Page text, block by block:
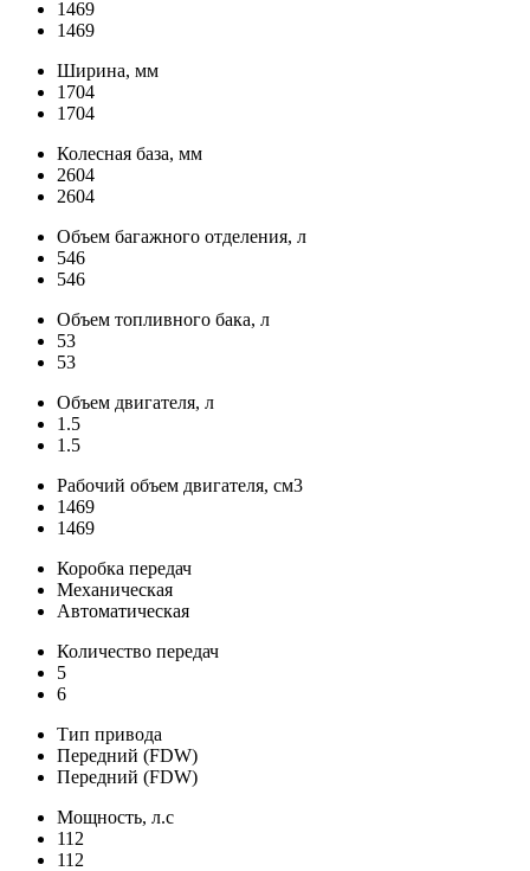
1469
1469
Ширина, мм
1704
1704
Колесная база, мм
2604
2604
Объем багажного отделения, л
546
546
Объем топливного бака, л
53
53
Объем двигателя, л
1.5
1.5
Рабочий объем двигателя, см3
1469
1469
Коробка передач
Механическая
Автоматическая
Количество передач
5
6
Тип привода
Передний (FDW)
Передний (FDW)
Мощность, л.с
112
112